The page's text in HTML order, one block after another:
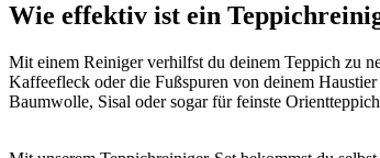
Wie effektiv ist ein
Mit einem Reiniger verhilfst du deinem Teppich zu
Kaffeefleck oder die Fußspuren von deinem
Baumwolle, Sisal oder sogar für feinste